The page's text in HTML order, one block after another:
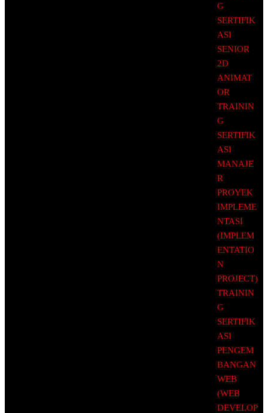
G
SERTIFIK
ASI
SENIOR
2D
ANIMAT
OR
TRAININ
G
SERTIFIK
ASI
MANAJE
R
PROYEK
IMPLEME
NTASI
(IMPLEM
ENTATIO
N
PROJECT)
TRAININ
G
SERTIFIK
ASI
PENGEM
BANGAN
WEB
(WEB
DEVELOP